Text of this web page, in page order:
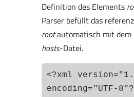
Definition des Elements
Parser befüllt das
rootautomatisch mit dem
hosts-Datei.
<?xml
encoding="UTF-